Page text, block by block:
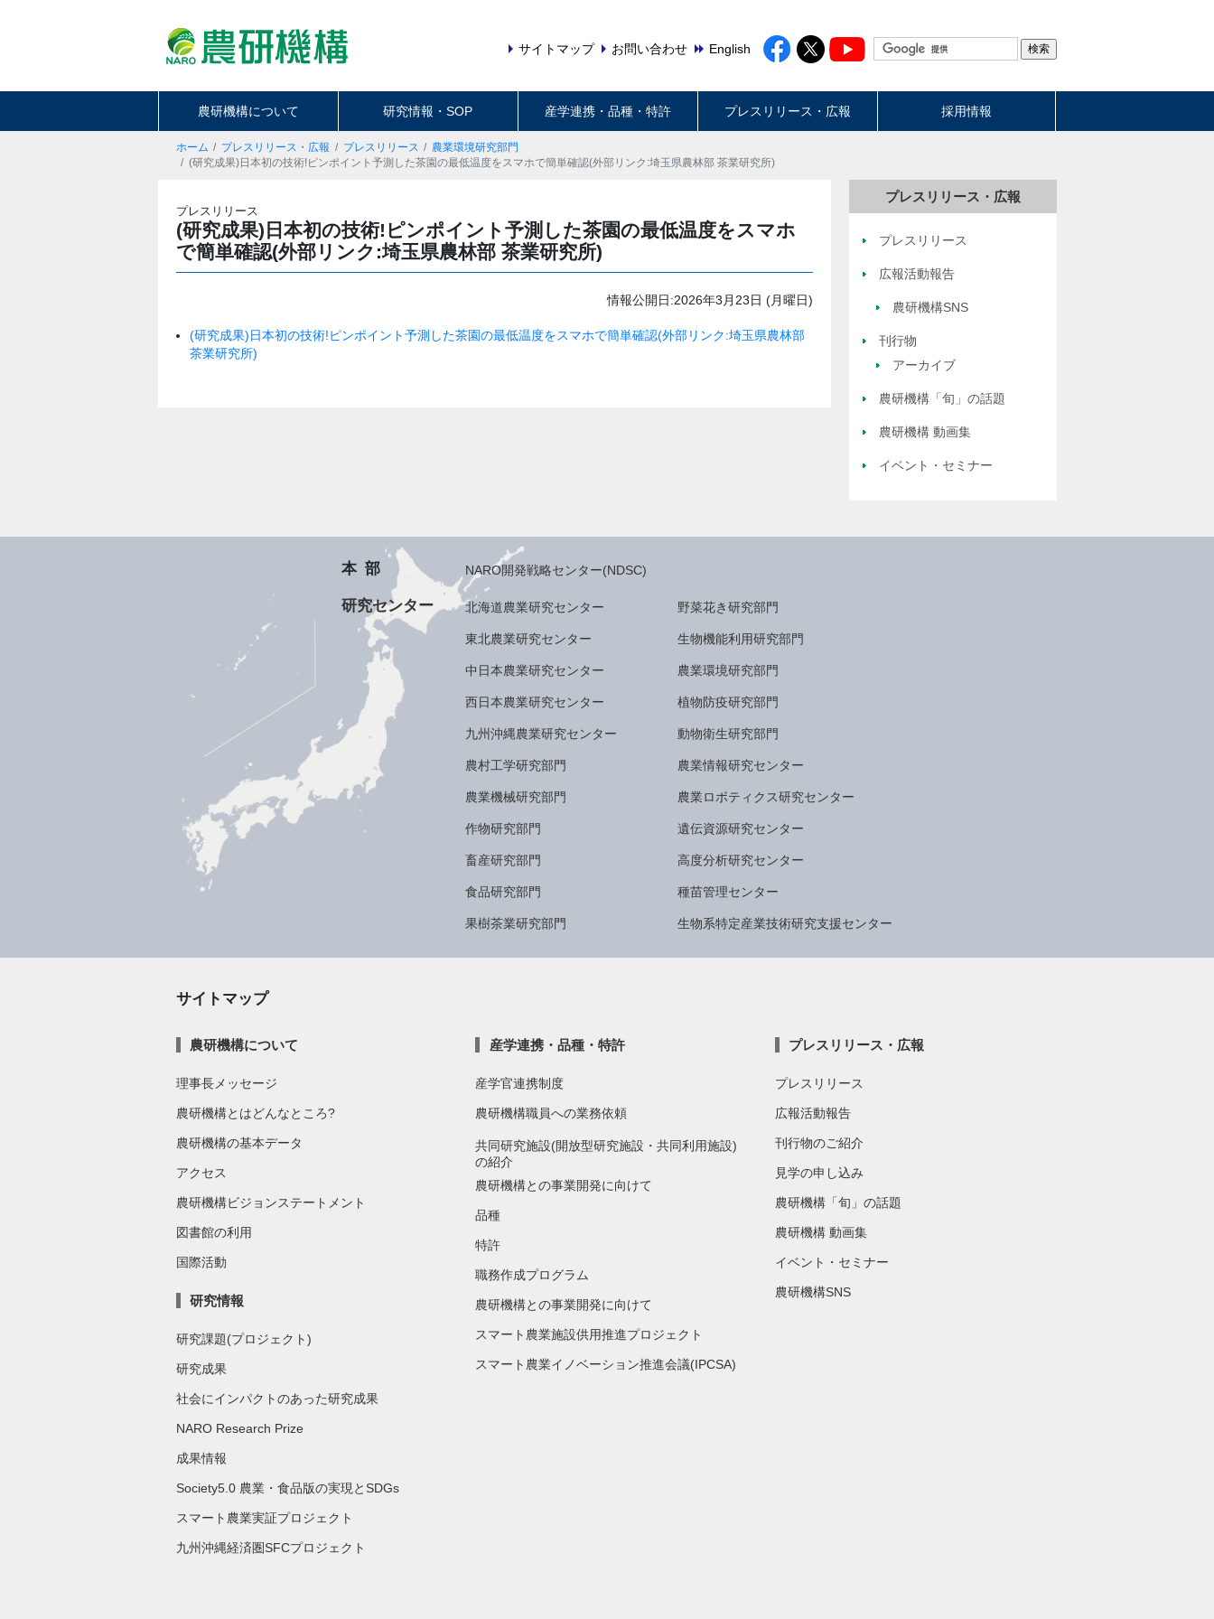
サイトマップ お問い合わせ English
農研機構について 研究情報・SOP 産学連携・品種・特許 プレスリリース・広報 採用情報
ホーム プレスリリース・広報 プレスリリース
農業環境研究部門
(研究成果)日本初の技術!ピンポイント予測した茶園の最低温度をスマホで簡単確認(外部リンク:埼玉県農林部 茶業研究所)
プレスリリース
(研究成果)日本初の技術!ピンポイント予測した茶園の最低温度をスマホ
で簡単確認(外部リンク:埼玉県農林部 茶業研究所)
情報公開日:2026年3月23日 (月曜日)
(研究成果)日本初の技術!ピンポイント予測した茶園の最低温度をスマホで簡単確認(外部リンク:埼玉県農林部
茶業研究所)
プレスリリース・広報
プレスリリース
広報活動報告
農研機構SNS
刊行物
アーカイブ
農研機構「旬」の話題
農研機構 動画集
イベント・セミナー
本部 NARO開発戦略センター(NDSC)
研究センター 北海道農業研究センター
東北農業研究センター
中日本農業研究センター
西日本農業研究センター
九州沖縄農業研究センター
農村工学研究部門
農業機械研究部門
作物研究部門
畜産研究部門
食品研究部門
果樹茶業研究部門
野菜花き研究部門
生物機能利用研究部門
農業環境研究部門
植物防疫研究部門
動物衛生研究部門
農業情報研究センター
農業ロボティクス研究センター
遺伝資源研究センター
高度分析研究センター
種苗管理センター
生物系特定産業技術研究支援センター
サイトマップ
農研機構について
理事長メッセージ
農研機構とはどんなところ?
農研機構の基本データ
アクセス
農研機構ビジョンステートメント
図書館の利用
国際活動
研究情報
研究課題(プロジェクト)
研究成果
社会にインパクトのあった研究成果
NARO Research Prize
成果情報
Society5.0 農業・食品版の実現とSDGs
スマート農業実証プロジェクト
九州沖縄経済圏SFCプロジェクト
産学連携・品種・特許
産学官連携制度
農研機構職員への業務依頼
共同研究施設(開放型研究施設・共同利用施設)
の紹介
農研機構との事業開発に向けて
品種
特許
職務作成プログラム
農研機構との事業開発に向けて
スマート農業施設供用推進プロジェクト
スマート農業イノベーション推進会議(IPCSA)
プレスリリース・広報
プレスリリース
広報活動報告
刊行物のご紹介
見学の申し込み
農研機構「旬」の話題
農研機構 動画集
イベント・セミナー
農研機構SNS